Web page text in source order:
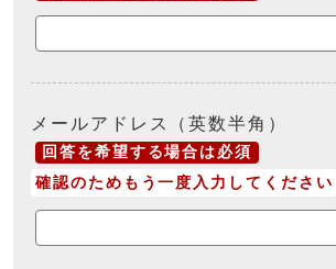
メールアドレス（英数半角）
回答を希望する場合は必須
確認のためもう一度入力してください